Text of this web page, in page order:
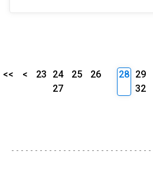
<< < 23 24 25
26
27
28 29
32